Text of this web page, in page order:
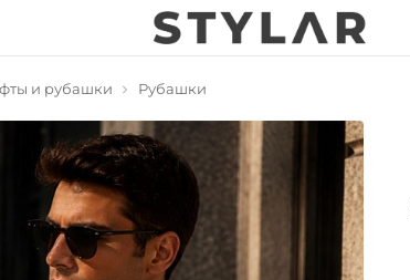
и рубашки Рубашки